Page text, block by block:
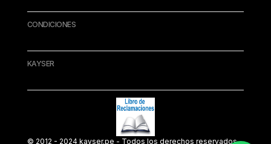
CONDICIONES
KAYSER
© 2012 - 2024 kayser.pe - Todos los derechos reservados.